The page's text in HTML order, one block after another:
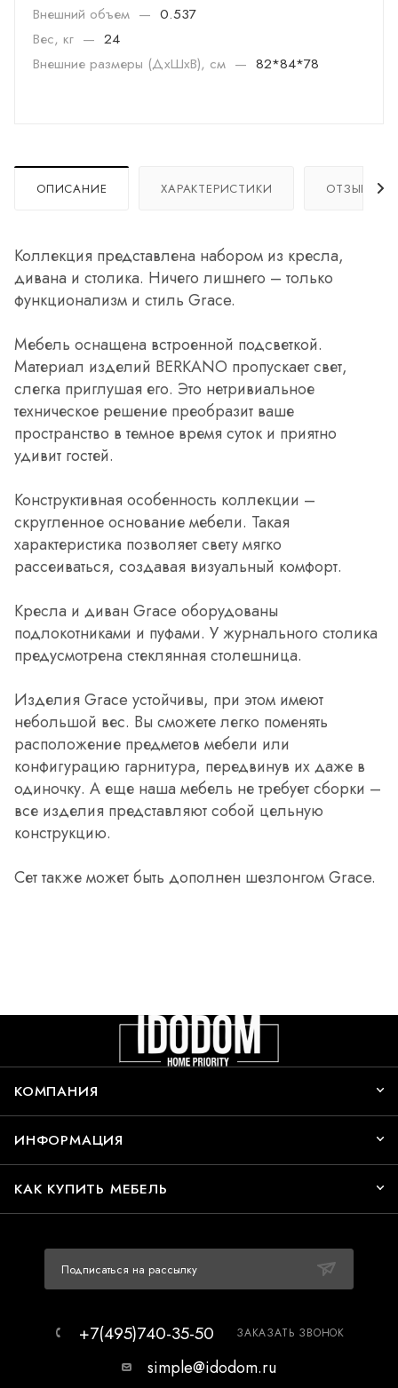
Внешний объем — 0.537
Вес, кг — 24
Внешние размеры (ДхШхВ), см — 82*84*78
ОПИСАНИЕ ХАРАКТЕРИСТИКИ ОТЗЫВЫ
Коллекция представлена набором из кресла,
дивана и столика. Ничего лишнего – только
функционализм и стиль Grace.
Мебель оснащена встроенной подсветкой.
Материал изделий BERKANO пропускает свет,
слегка приглушая его. Это нетривиальное
техническое решение преобразит ваше
пространство в темное время суток и приятно
удивит гостей.
Конструктивная особенность коллекции –
скругленное основание мебели. Такая
характеристика позволяет свету мягко
рассеиваться, создавая визуальный комфорт.
Кресла и диван Grace оборудованы
подлокотниками и пуфами. У журнального столика
предусмотрена стеклянная столешница.
Изделия Grace устойчивы, при этом имеют
небольшой вес. Вы сможете легко поменять
расположение предметов мебели или
конфигурацию гарнитура, передвинув их даже в
одиночку. А еще наша мебель не требует сборки –
все изделия представляют собой цельную
конструкцию.
Сет также может быть дополнен шезлонгом Grace.
КОМПАНИЯ
ИНФОРМАЦИЯ
КАК КУПИТЬ МЕБЕЛЬ
Подписаться на рассылку
+7(495)740-35-50 ЗАКАЗАТЬ ЗВОНОК
simple@idodom.ru